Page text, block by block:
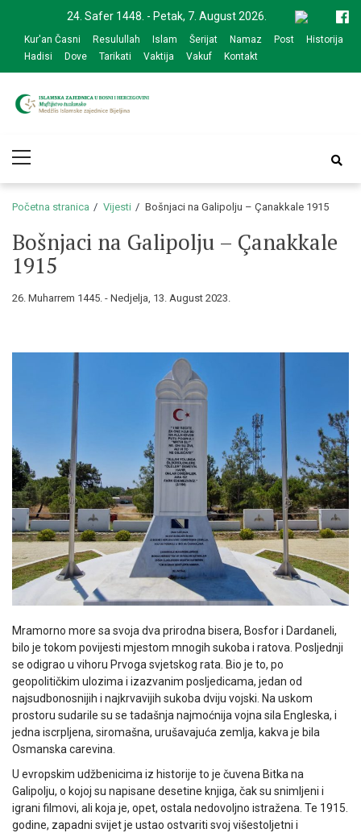
navigation
content
24. Safer 1448. - Petak, 7. August 2026.
Kur'an Časni Resulullah Islam Šerijat Namaz Post
Historija
Hadisi
Dove Tarikati Vaktija Vakuf Kontakt
zajednice Bijeljina
Menu
Početna stranica Vijesti Bošnjaci na Galipolju – Çanakkale 1915
Bošnjaci na Galipolju – Çanakkale
1915
26. Muharrem 1445. - Nedjelja, 13. August 2023.
Mramorno more sa svoja dva prirodna bisera, Bosfor i Dardaneli,
bilo je tokom povijesti mjestom mnogih sukoba i ratova. Posljednji
se odigrao u vihoru Prvoga svjetskog rata. Bio je to, po
geopolitičkim ulozima i izazvanim posljedicama, jedan od
najsudbonosnijih i najkrvavijih sukoba dviju vojski. Na uskom
prostoru sudarile su se tadašnja najmoćnija vojna sila Engleska, i
jedna iscrpljena, si­romašna, urušavajuća zemlja, kakva je bila
Osmanska carevina.
U evrop­skim udžbenicima iz historije to je čuvena Bitka na
Galipolju, o kojoj su napisane desetine knjiga, čak su snimljeni i
igrani filmovi, ali koja je, opet, ostala nedovoljno istražena. Te 1915.
godine, zapadni svijet je ustao ostvariti svoj višestoljetni i